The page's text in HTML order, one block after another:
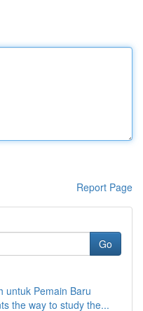
Report Page
Go
untuk Pemain Baru
the way to study the...